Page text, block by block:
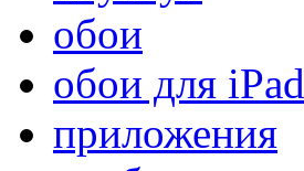
обои
обои для iPad
приложения